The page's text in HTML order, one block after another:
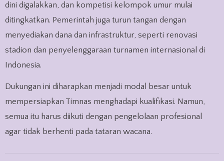
dini digalakkan, dan kompetisi kelompok umur mulai
ditingkatkan. Pemerintah juga turun tangan dengan
menyediakan dana dan infrastruktur, seperti renovasi
stadion dan penyelenggaraan turnamen internasional di
Indonesia.
Dukungan ini diharapkan menjadi modal besar untuk
mempersiapkan Timnas menghadapi kualifikasi. Namun,
semua itu harus diikuti dengan pengelolaan profesional
agar tidak berhenti pada tataran wacana.